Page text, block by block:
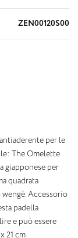
ZEN00120S00
per le
The Omelette
giapponese per
quadrata
Accessorio
padella
e può essere
21 cm